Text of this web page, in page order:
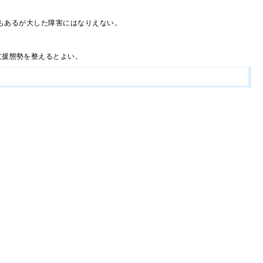
るが大した障害にはなりえない。
態勢を整えるとよい。